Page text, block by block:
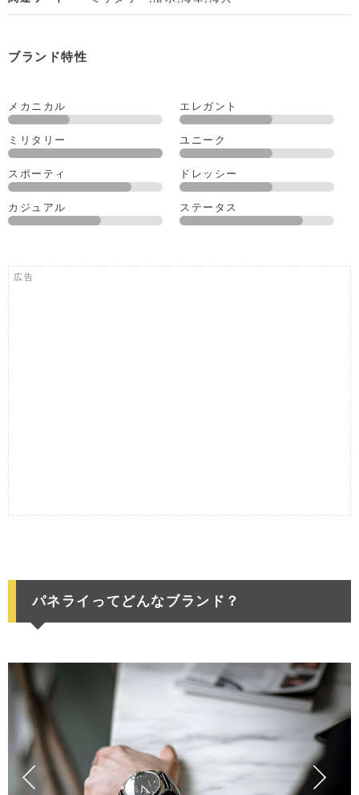
ブランド特性
メカニカル エレガント
ミリタリー ユニーク
スポーティ ドレッシー
カジュアル ステータス
広告
パネライってどんなブランド？